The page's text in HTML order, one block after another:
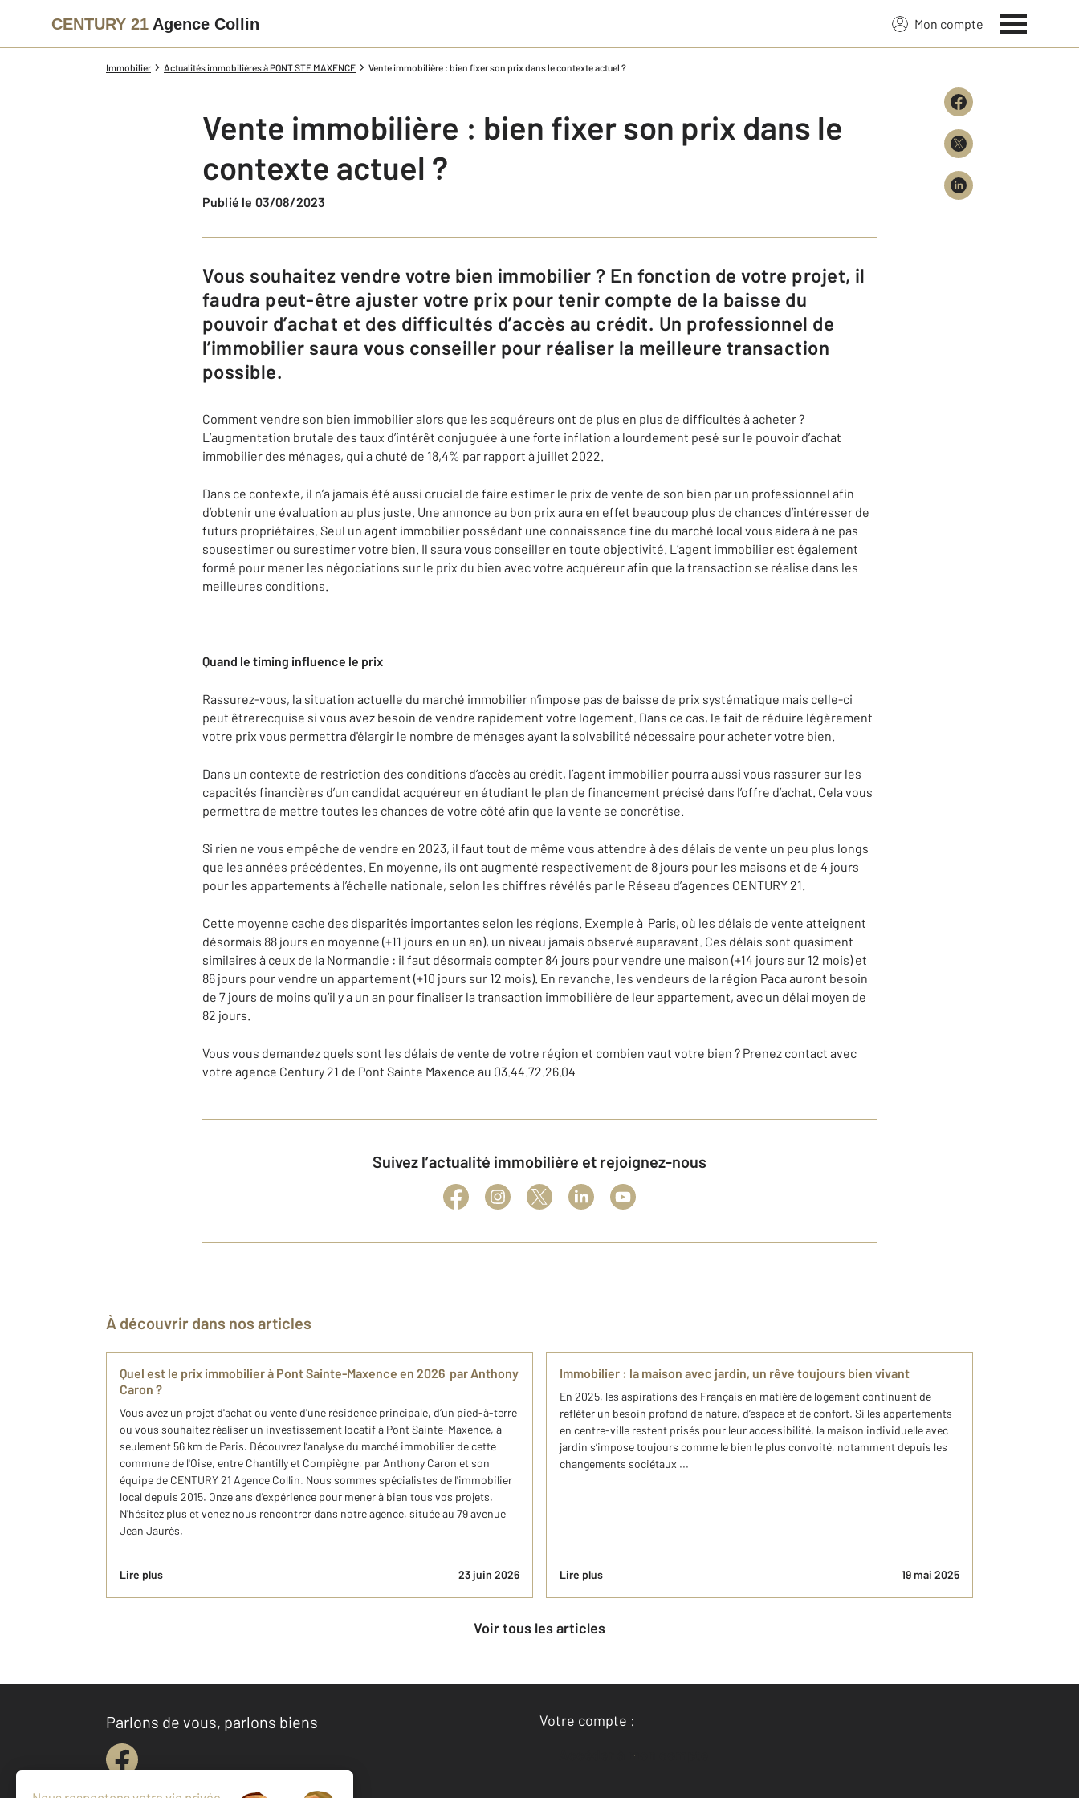
CENTURY 21 Agence Collin Mon compte
Immobilier Actualités immobilières à PONT STE MAXENCE Vente immobilière : bien fixer son prix dans le contexte actuel ?
Vente immobilière : bien fixer son prix dans le
contexte actuel ?
Publié le 03/08/2023
Vous souhaitez vendre votre bien immobilier ? En fonction de votre projet, il
faudra peut-être ajuster votre prix pour tenir compte de la baisse du
pouvoir d’achat et des difficultés d’accès au crédit. Un professionnel de
l’immobilier saura vous conseiller pour réaliser la meilleure transaction
possible.
Comment vendre son bien immobilier alors que les acquéreurs ont de plus en plus de difficultés à acheter ?
L’augmentation brutale des taux d’intérêt conjuguée à une forte inflation a lourdement pesé sur le pouvoir d’achat
immobilier des ménages, qui a chuté de 18,4% par rapport à juillet 2022.
Dans ce contexte, il n’a jamais été aussi crucial de faire estimer le prix de vente de son bien par un professionnel afin
d’obtenir une évaluation au plus juste. Une annonce au bon prix aura en effet beaucoup plus de chances d’intéresser de
futurs propriétaires. Seul un agent immobilier possédant une connaissance fine du marché local vous aidera à ne pas
sousestimer ou surestimer votre bien. Il saura vous conseiller en toute objectivité. L’agent immobilier est également
formé pour mener les négociations sur le prix du bien avec votre acquéreur afin que la transaction se réalise dans les
meilleures conditions.
Quand le timing influence le prix
Rassurez-vous, la situation actuelle du marché immobilier n’impose pas de baisse de prix systématique mais celle-ci
peut êtrerecquise si vous avez besoin de vendre rapidement votre logement. Dans ce cas, le fait de réduire légèrement
votre prix vous permettra d'élargir le nombre de ménages ayant la solvabilité nécessaire pour acheter votre bien.
Dans un contexte de restriction des conditions d’accès au crédit, l’agent immobilier pourra aussi vous rassurer sur les
capacités financières d’un candidat acquéreur en étudiant le plan de financement précisé dans l’offre d’achat. Cela vous
permettra de mettre toutes les chances de votre côté afin que la vente se concrétise.
Si rien ne vous empêche de vendre en 2023, il faut tout de même vous attendre à des délais de vente un peu plus longs
que les années précédentes. En moyenne, ils ont augmenté respectivement de 8 jours pour les maisons et de 4 jours
pour les appartements à l’échelle nationale, selon les chiffres révélés par le Réseau d’agences CENTURY 21.
Cette moyenne cache des disparités importantes selon les régions. Exemple à Paris, où les délais de vente atteignent
désormais 88 jours en moyenne (+11 jours en un an), un niveau jamais observé auparavant. Ces délais sont quasiment
similaires à ceux de la Normandie : il faut désormais compter 84 jours pour vendre une maison (+14 jours sur 12 mois) et
86 jours pour vendre un appartement (+10 jours sur 12 mois). En revanche, les vendeurs de la région Paca auront besoin
de 7 jours de moins qu’il y a un an pour finaliser la transaction immobilière de leur appartement, avec un délai moyen de
82 jours.
Vous vous demandez quels sont les délais de vente de votre région et combien vaut votre bien ? Prenez contact avec
votre agence Century 21 de Pont Sainte Maxence au 03.44.72.26.04
Suivez l’actualité immobilière et rejoignez-nous
À découvrir dans nos articles
Quel est le prix immobilier à Pont Sainte-Maxence en 2026 par Anthony
Caron ?
Vous avez un projet d'achat ou vente d'une résidence principale, d’un pied-à-terre
ou vous souhaitez réaliser un investissement locatif à Pont Sainte-Maxence, à
seulement 56 km de Paris. Découvrez l’analyse du marché immobilier de cette
commune de l'Oise, entre Chantilly et Compiègne, par Anthony Caron et son
équipe de CENTURY 21 Agence Collin. Nous sommes spécialistes de l'immobilier
local depuis 2015. Onze ans d'expérience pour mener à bien tous vos projets.
N'hésitez plus et venez nous rencontrer dans notre agence, située au 79 avenue
Jean Jaurès.
Lire plus 23 juin 2026
Immobilier : la maison avec jardin, un rêve toujours bien vivant
En 2025, les aspirations des Français en matière de logement continuent de
refléter un besoin profond de nature, d’espace et de confort. Si les appartements
en centre-ville restent prisés pour leur accessibilité, la maison individuelle avec
jardin s’impose toujours comme le bien le plus convoité, notamment depuis les
changements sociétaux ...
Lire plus 19 mai 2025
Voir tous les articles
Parlons de vous, parlons biens
Votre compte :
Accéder à mon compte